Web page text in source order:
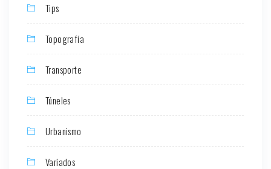
Tips
Topografía
Transporte
Túneles
Urbanismo
Variados